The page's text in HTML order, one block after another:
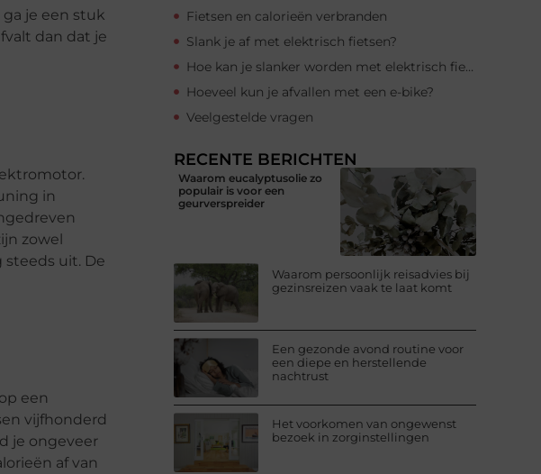
je een stuk
dan dat je
in
zowel
uit. De
een
vijfhonderd
je ongeveer
af van
Fietsen en calorieën verbranden
Slank je af met elektrisch fietsen?
Hoe kan je slanker worden met elektrisch fietsen
Hoeveel kun je afvallen met een e-bike?
Veelgestelde vragen
RECENTE BERICHTEN
Waarom eucalyptusolie zo
populair is voor een
geurverspreider
Waarom persoonlijk reisadvies bij
gezinsreizen vaak te laat komt
Een gezonde avond routine voor
een diepe en herstellende
nachtrust
Het voorkomen van ongewenst
bezoek in zorginstellingen